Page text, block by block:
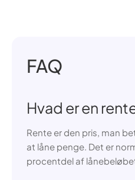
FAQ
Hvad er en
Rente er den pris, man
at låne penge. Det er
procentdel af